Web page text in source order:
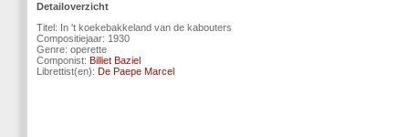
Detailoverzicht
Titel: In 't koekebakkeland van de kabouters
Compositiejaar: 1930
Genre: operette
Componist: Billiet Baziel
Librettist(en): De Paepe Marcel